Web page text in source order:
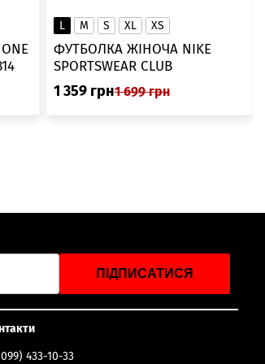
814
L M S XL XS
ФУТБОЛКА ЖІНОЧА NIKE
SPORTSWEAR CLUB
ESSENTIALS DX7902-286
1 359 грн1 699 грн
ПІДПИСАТИСЯ
433-10-33